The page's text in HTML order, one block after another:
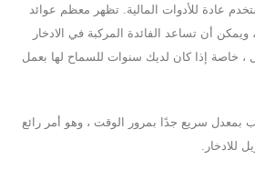
عادة للأدوات المالية. تظهر معظم عوائد
ويمكن أن تساعد الفائدة المركبة في الادخار
، خاصة إذا كان لديك سنوات للسماح لها بعمل
بمعدل سريع جدًا بمرور الوقت ، وهو أمر رائع
للادخار.